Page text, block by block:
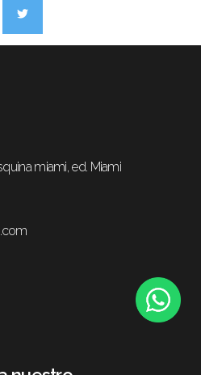
miami, ed. Miami